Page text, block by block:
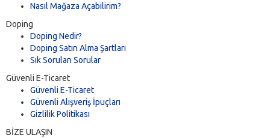
Nasıl Mağaza Açabilirim?
Doping
Doping Nedir?
Doping Satın Alma Şartları
Sık Sorulan Sorular
Güvenli E-Ticaret
Güvenli E-Ticaret
Güvenli Alışveriş İpuçları
Gizlilik Politikası
BİZE ULAŞIN